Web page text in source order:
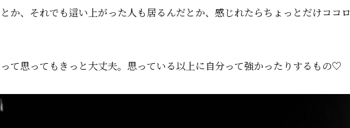
か、それでも這い上がった人も居るんだとか、感じれたらちょっとだけココロ
て思ってもきっと大丈夫。思っている以上に自分って強かったりするもの♡